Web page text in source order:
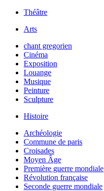
Théâtre
Arts
chant gregorien
Cinéma
Exposition
Louange
Musique
Peinture
Sculpture
Histoire
Archéologie
Commune de paris
Croisades
Moyen Âge
Première guerre mondiale
Révolution française
Seconde guerre mondiale